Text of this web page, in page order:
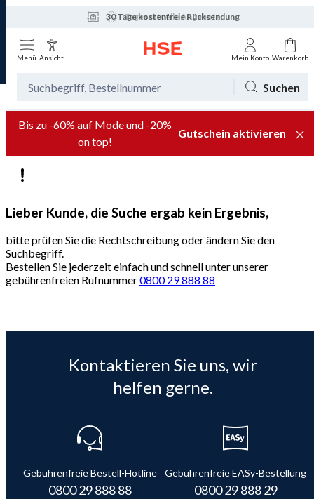
30 Tage kostenfreie Rücksendung
Tagesaktuelle Angebote
Menü Ansicht Mein Konto Warenkorb
Suchen
Bis zu -60% auf Mode und -20%
on top!
Gutschein aktivieren
Lieber Kunde, die Suche ergab kein Ergebnis,
bitte prüfen Sie die Rechtschreibung oder ändern Sie den
Suchbegriff.
Bestellen Sie jederzeit einfach und schnell unter unserer
gebührenfreien Rufnummer0800 29 888 88
Kontaktieren Sie uns, wir
helfen gerne.
Gebührenfreie Bestell-Hotline
0800 29 888 88
Gebührenfreie EASy-Bestellung
0800 29 888 29